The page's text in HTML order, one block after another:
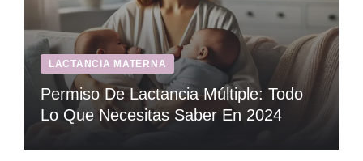
LACTANCIA MATERNA
Permiso De Lactancia Múltiple: Todo
Lo Que Necesitas Saber En 2024